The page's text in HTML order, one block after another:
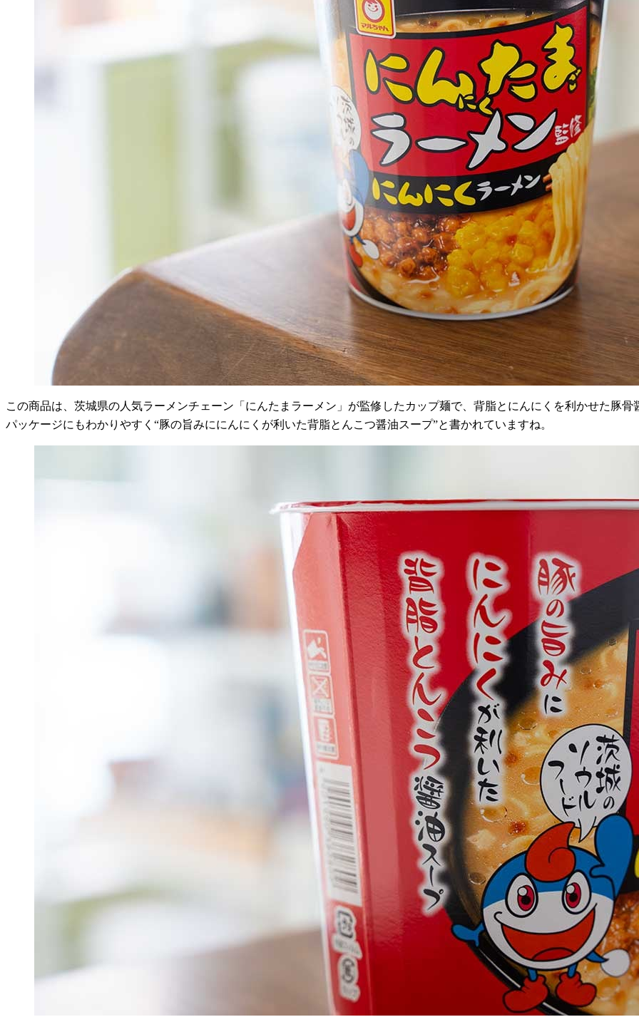
この商品は、茨城県の人気ラーメンチェーン「にんたまラーメン」が監修したカップ麺で、背脂とにんにくを利かせた豚骨
パッケージにもわかりやすく“豚の旨みににんにくが利いた背脂とんこつ醤油スープ”と書かれていますね。